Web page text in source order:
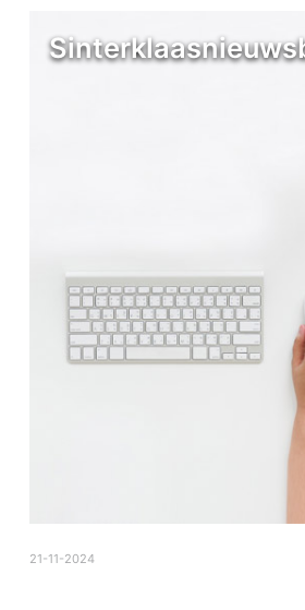
21-11-2024